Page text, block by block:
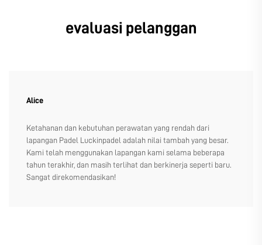
evaluasi pelanggan
Alice
Ketahanan dan kebutuhan perawatan yang rendah dari
lapangan Padel Luckinpadel adalah nilai tambah yang besar.
Kami telah menggunakan lapangan kami selama beberapa
tahun terakhir, dan masih terlihat dan berkinerja seperti baru.
Sangat direkomendasikan!